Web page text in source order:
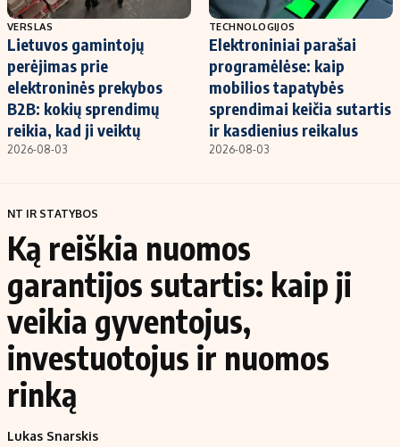
VERSLAS
Lietuvos gamintojų
perėjimas prie
elektroninės prekybos
B2B: kokių sprendimų
reikia, kad ji veiktų
2026-08-03
TECHNOLOGIJOS
Elektroniniai parašai
programėlėse: kaip
mobilios tapatybės
sprendimai keičia sutartis
ir kasdienius reikalus
2026-08-03
NT IR STATYBOS
Ką reiškia nuomos
garantijos sutartis: kaip ji
veikia gyventojus,
investuotojus ir nuomos
rinką
Lukas Snarskis